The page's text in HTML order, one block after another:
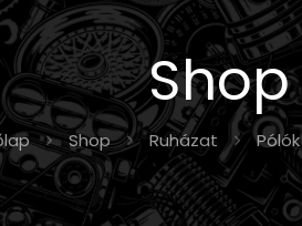
Shop
Shop Ruházat Pólók